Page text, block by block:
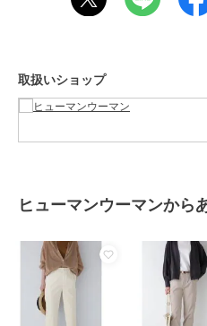
オールインワ
サイズ
素材
リエステル
お手入れ
手洗い 漂白×
ェット非常に
特徴
オールインワ
綿・コットン
パード/ ミッ
取扱いショップ
ヒューマンウーマンから